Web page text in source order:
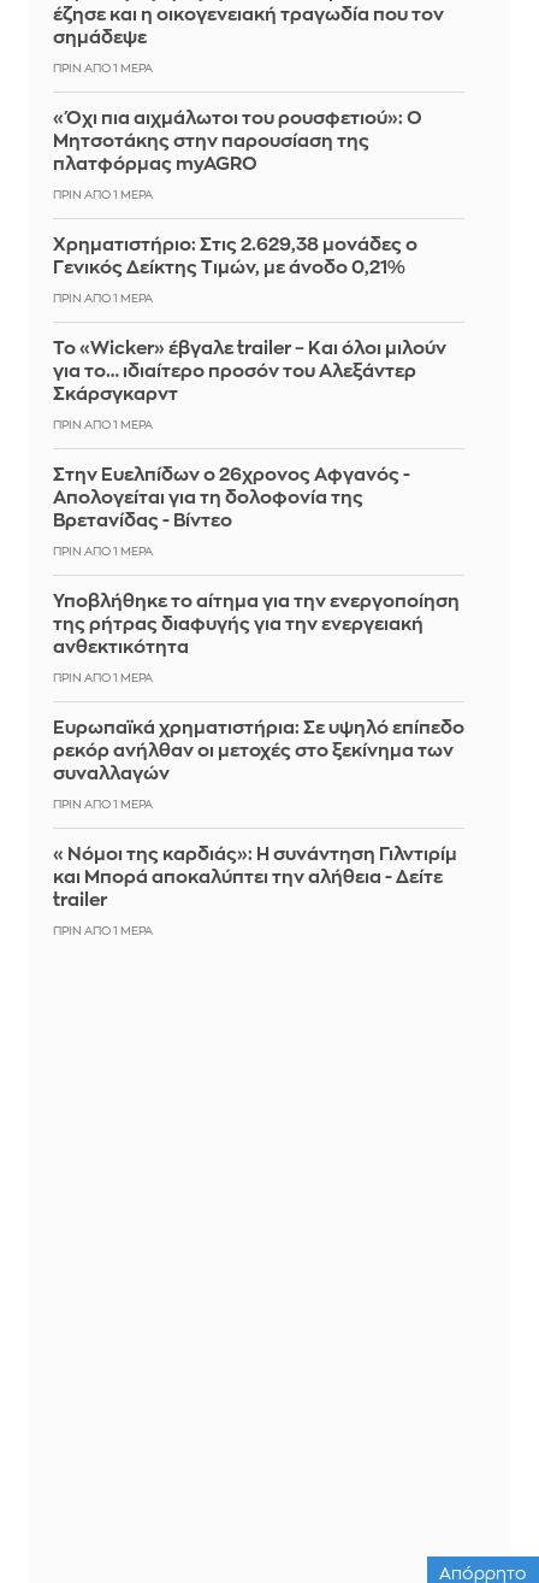
έζησε και η οικογενειακή τραγωδία που τον
σημάδεψε
ΠΡΙΝ ΑΠΌ 1 ΜΈΡΑ
«Όχι πια αιχμάλωτοι του ρουσφετιού»: Ο
Μητσοτάκης στην παρουσίαση της
πλατφόρμας myAGRO
ΠΡΙΝ ΑΠΌ 1 ΜΈΡΑ
Χρηματιστήριο: Στις 2.629,38 μονάδες ο
Γενικός Δείκτης Τιμών, με άνοδο 0,21%
ΠΡΙΝ ΑΠΌ 1 ΜΈΡΑ
Το «Wicker» έβγαλε trailer – Και όλοι μιλούν
για το… ιδιαίτερο προσόν του Αλεξάντερ
Σκάρσγκαρντ
ΠΡΙΝ ΑΠΌ 1 ΜΈΡΑ
Στην Ευελπίδων ο 26χρονος Αφγανός -
Απολογείται για τη δολοφονία της
Βρετανίδας - Βίντεο
ΠΡΙΝ ΑΠΌ 1 ΜΈΡΑ
Υποβλήθηκε το αίτημα για την ενεργοποίηση
της ρήτρας διαφυγής για την ενεργειακή
ανθεκτικότητα
ΠΡΙΝ ΑΠΌ 1 ΜΈΡΑ
Ευρωπαϊκά χρηματιστήρια: Σε υψηλό επίπεδο
ρεκόρ ανήλθαν οι μετοχές στο ξεκίνημα των
συναλλαγών
ΠΡΙΝ ΑΠΌ 1 ΜΈΡΑ
«Νόμοι της καρδιάς»: Η συνάντηση Γιλντιρίμ
και Μπορά αποκαλύπτει την αλήθεια - Δείτε
trailer
ΠΡΙΝ ΑΠΌ 1 ΜΈΡΑ
Απόρρητο